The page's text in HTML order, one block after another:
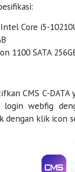
Core i5-
1100 SATA
CMS C-DATA
login webfig
dengan klik icon